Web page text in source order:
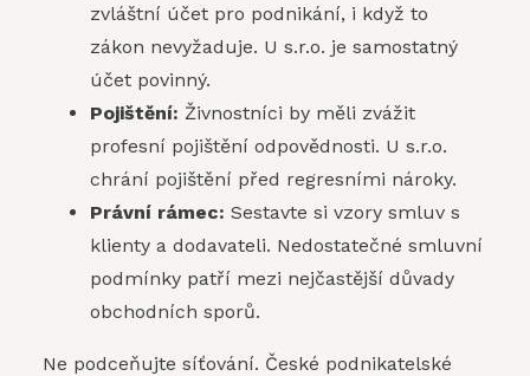
zvláštní účet pro podnikání, i když to
zákon nevyžaduje. U s.r.o. je samostatný
účet povinný.
Pojištění: Živnostníci by měli zvážit
profesní pojištění odpovědnosti. U s.r.o.
chrání pojištění před regresními nároky.
Právní rámec: Sestavte si vzory smluv s
klienty a dodavateli. Nedostatečné smluvní
podmínky patří mezi nejčastější důvady
obchodních sporů.
Ne podceňujte síťování. České podnikatelské